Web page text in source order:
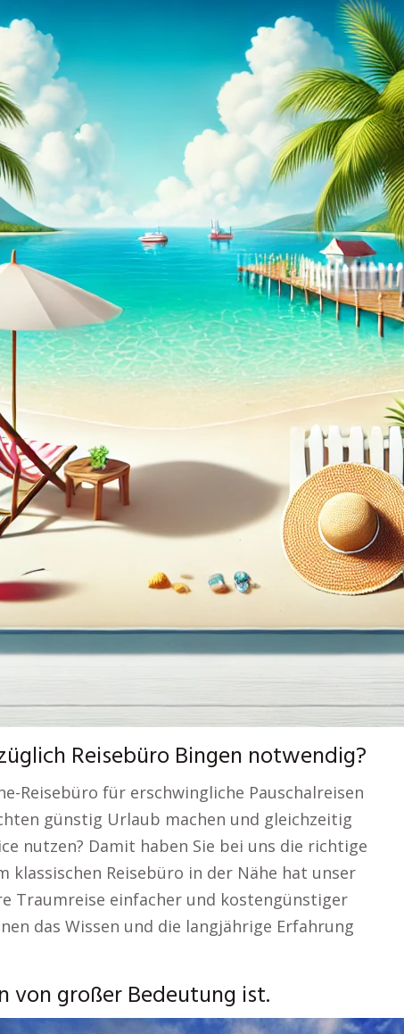
Reisebüro Bingen notwendig?
Reisebüro für erschwingliche Pauschalreisen
günstig Urlaub machen und gleichzeitig
nutzen? Damit haben Sie bei uns die richtige
klassischen Reisebüro in der Nähe hat unser
Traumreise einfacher und kostengünstiger
das Wissen und die langjährige Erfahrung
von großer Bedeutung ist.